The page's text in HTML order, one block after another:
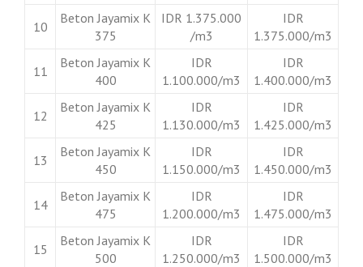
10
Beton Jayamix K
375
IDR 1.375.000
/m3
IDR
1.375.000/m3
11
Beton Jayamix K
400
IDR
1.100.000/m3
IDR
1.400.000/m3
12
Beton Jayamix K
425
IDR
1.130.000/m3
IDR
1.425.000/m3
13
Beton Jayamix K
450
IDR
1.150.000/m3
IDR
1.450.000/m3
14
Beton Jayamix K
475
IDR
1.200.000/m3
IDR
1.475.000/m3
15
Beton Jayamix K
500
IDR
1.250.000/m3
IDR
1.500.000/m3